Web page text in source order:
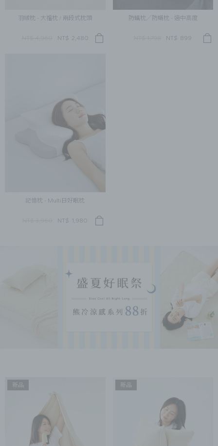
羽絨枕 - 大福枕 / 兩段式枕頭
NT$ 2,480
防螨枕／防蟎枕 - 適中高度
NT$ 899
記憶枕 - Multi日好眠枕
NT$ 1,980
新品 新品